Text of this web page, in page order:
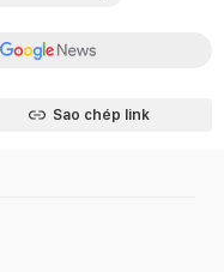
Sao chép link